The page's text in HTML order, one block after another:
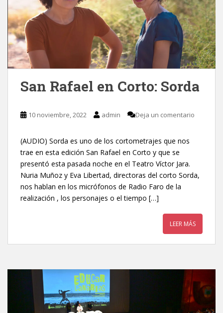
San Rafael en Corto: Sorda
10 noviembre, 2022 admin Deja un comentario
(AUDIO) Sorda es uno de los cortometrajes que nos
trae en esta edición San Rafael en Corto y que se
presentó esta pasada noche en el Teatro Víctor Jara.
Nuria Muñoz y Eva Libertad, directoras del corto Sorda,
nos hablan en los micrófonos de Radio Faro de la
realización , los personajes o el tiempo […]
LEER MÁS